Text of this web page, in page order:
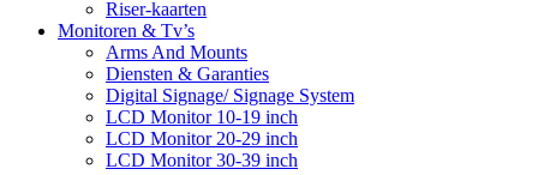
Riser-kaarten
Monitoren & Tv’s
Arms And Mounts
Diensten & Garanties
Digital Signage/ Signage System
LCD Monitor 10-19 inch
LCD Monitor 20-29 inch
LCD Monitor 30-39 inch